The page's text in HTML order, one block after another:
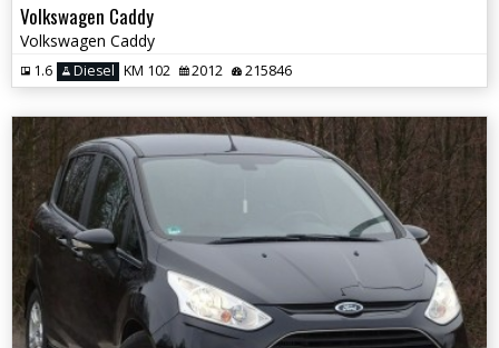
Volkswagen Caddy
Volkswagen Caddy
1.6 Diesel KM 102 2012 215846